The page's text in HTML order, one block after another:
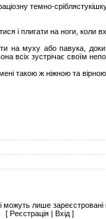
темно-
і плигати на ноги, коли
на муху або павука,
зустрічає своїм
такою ж ніжною та
можуть лише зареєстровані
[ Реєстрація | Вхід ]